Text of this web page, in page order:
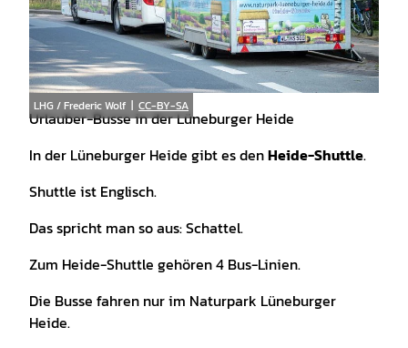
LHG / Frederic Wolf | CC-BY-SA
Urlauber-Busse in der Lüneburger Heide
In der Lüneburger Heide gibt es denHeide-Shuttle.
Shuttle ist Englisch.
Das spricht man so aus: Schattel.
Zum Heide-Shuttle gehören 4 Bus-Linien.
Die Busse fahren nur im Naturpark Lüneburger
Heide.